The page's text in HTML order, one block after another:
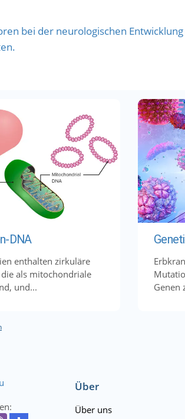
bei der neurologischen
DNA
enthalten zirkuläre
als mitochondriale
und...
Genen
Über
Über uns